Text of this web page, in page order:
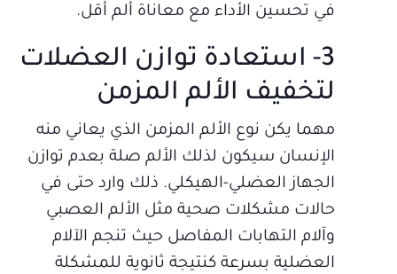
في تحسين الأداء مع معاناة ألم أقل.
3- استعادة توازن العضلات
لتخفيف الألم المزمن
مهما يكن نوع الألم المزمن الذي يعاني منه
الإنسان سيكون لذلك الألم صلة بعدم توازن
الجهاز العضلي-الهيكلي. ذلك وارد حتى في
حالات مشكلات صحية مثل الألم العصبي
وآلام التهابات المفاصل حيث تنجم الآلام
العضلية بسرعة كنتيجة ثانوية للمشكلة